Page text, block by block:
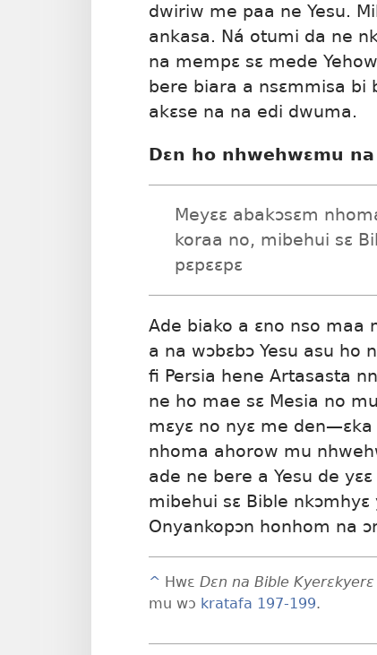
dwiriw me paa ne Yesu.
ankasa. Ná otumi da ne
na mempɛ sɛ mede
bere biara a nsɛmmisa bi
akɛse na na edi dwuma.
Dɛn ho nhwehwɛmu na
Meyɛɛ abakɔsɛm
koraa no, mibehui sɛ
pɛpɛɛpɛ
Ade biako a ɛno nso maa
a na wɔbɛbɔ Yesu asu
fi Persia hene Artasasta
ne ho mae sɛ Mesia no
mɛyɛ no nyɛ me den—ɛka
nhoma ahorow mu
ade ne bere a Yesu de
mibehui sɛ Bible
Onyankopɔn honhom na
^ Hwɛ Dɛn na Bible Kyerɛkyerɛ
mu wɔ kratafa 197-199.